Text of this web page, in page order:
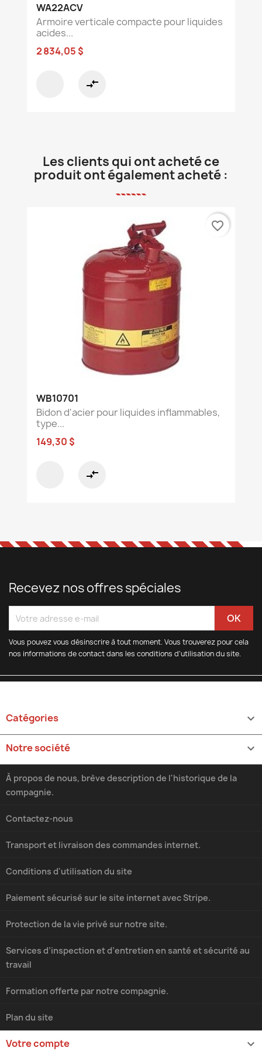
WA22ACV
Armoire verticale compacte pour liquides
acides...
2 834,05 $
compare_arrows
Les clients qui ont acheté ce
produit ont également acheté :
WB10701
Bidon d'acier pour liquides inflammables,
type...
149,30 $
compare_arrows
favorite_border
Recevez nos offres spéciales
Vous pouvez vous désinscrire à tout moment. Vous trouverez pour cela
nos informations de contact dans les conditions d'utilisation du site.
Catégories 
Notre société 
Transport et livraison des commandes internet.
Conditions d'utilisation du site
À propos de nous, brève description de l'historique de la
compagnie.
Paiement sécurisé sur le site internet avec Stripe.
Protection de la vie privé sur notre site.
Services d’inspection et d’entretien en santé et sécurité au
travail
Formation offerte par notre compagnie.
Contactez-nous
Plan du site
Votre compte 